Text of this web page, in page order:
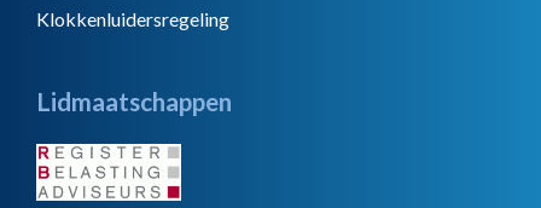
Klokkenluidersregeling
Lidmaatschappen